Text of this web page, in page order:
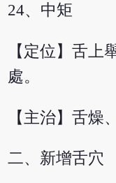
24、中矩
【定位】舌上
處。
【主治】舌燥
二、新增舌穴